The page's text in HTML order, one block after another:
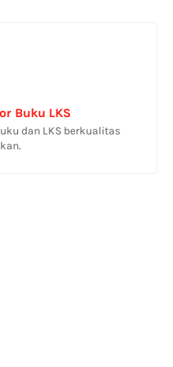
Buku LKS
dan LKS berkualitas